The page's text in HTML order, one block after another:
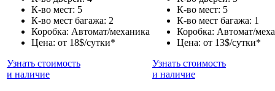
К-во мест: 5
К-во мест багажа: 2
Коробка: Автомат/механика
Цена: от 18$/сутки*
Узнать стоимость
и наличие
К-во мест: 5
К-во мест багажа: 1
Коробка: Автомат/
Цена: от 13$/сутки*
Узнать стоимость
и наличие